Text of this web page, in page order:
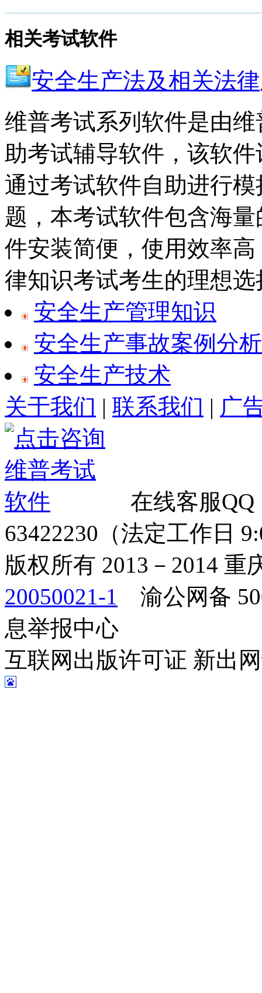
相关考试软件
安全生产法及相关法律
维普考试系列软件是由
助考试辅导软件，该软
通过考试软件自助进行
题，本考试软件包含海
件安装简便，使用效率
律知识考试考生的理想选
安全生产管理知识
安全生产事故案例分析
安全生产技术
关于我们 | 联系我们 | 广
在线客服QQ
63422230（法定工作日
版权所有 2013－2014
20050021-1 渝公网备
息举报中心
互联网出版许可证 新出